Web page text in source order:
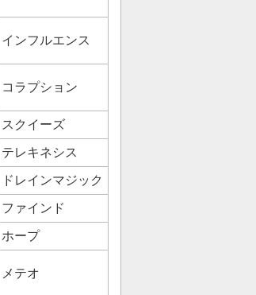
インフルエンス
コラプション
スクイーズ
テレキネシス
ドレインマジック
ファインド
ホープ
メテオ